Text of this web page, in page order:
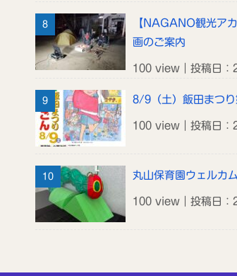
【NAGANO観光ア
画のご案内
100 view｜投稿日：
8/9（土）飯田まつ
100 view｜投稿日：
丸山保育園ウェルカ
100 view｜投稿日：